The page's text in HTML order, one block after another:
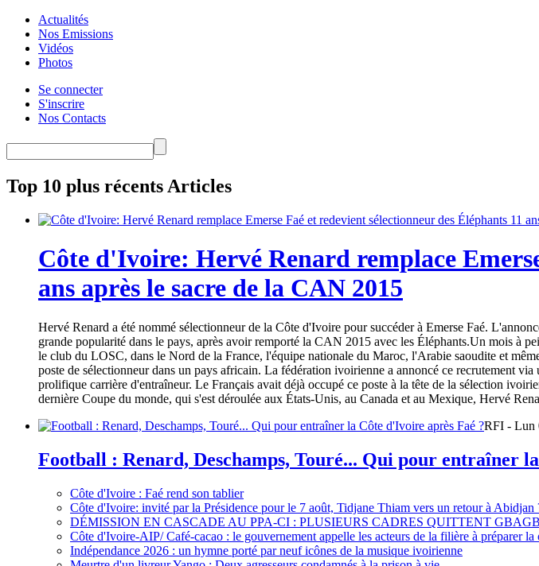
Actualités
Nos Emissions
Vidéos
Photos
Se connecter
S'inscrire
Nos Contacts
Top 10 plus récents Articles
Côte d'Ivoire: Hervé Renard remplace
ans après le sacre de la CAN 2015
Hervé Renard a été nommé sélectionneur de la Côte d'Ivoire pour succéder à Emerse Faé.
grande popularité dans le pays, après avoir remporté la CAN 2015 avec les Éléphants.Un mois à
le club du LOSC, dans le Nord de la France, l'équipe nationale du Maroc, l'Arabie saoudite et
poste de sélectionneur dans un pays africain. La fédération ivoirienne a annoncé ce recrutement
prolifique carrière d'entraîneur. Le Français avait déjà occupé ce poste à la tête de la sélection
dernière Coupe du monde, qui s'est déroulée aux États-Unis, au Canada et au Mexique, Hervé
RFI - Lun
Football : Renard, Deschamps, Touré... Qui pour entraîner
Côte d'Ivoire : Faé rend son tablier
Côte d'Ivoire: invité par la Présidence pour le 7 août, Tidjane Thiam vers un retour à Abidjan
DÉMISSION EN CASCADE AU PPA-CI : PLUSIEURS CADRES QUITTENT
Côte d'Ivoire-AIP/ Café-cacao : le gouvernement appelle les acteurs de la filière à préparer la
Indépendance 2026 : un hymne porté par neuf icônes de la musique ivoirienne